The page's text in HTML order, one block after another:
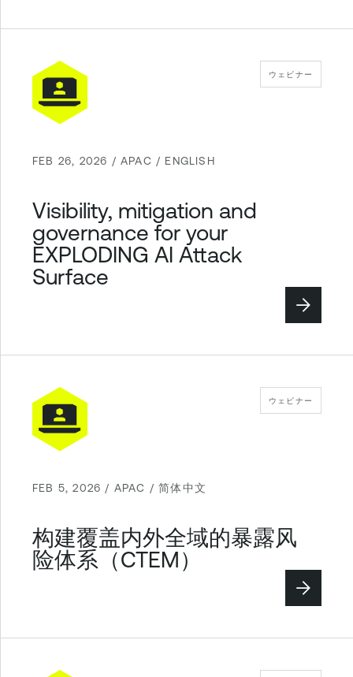
ウェビナー
FEB 26, 2026 / APAC / ENGLISH
Visibility, mitigation and
governance for your
EXPLODING AI Attack
Surface
ウェビナー
FEB 5, 2026 / APAC / 简体中文
构建覆盖内外全域的暴露风
险体系（CTEM）